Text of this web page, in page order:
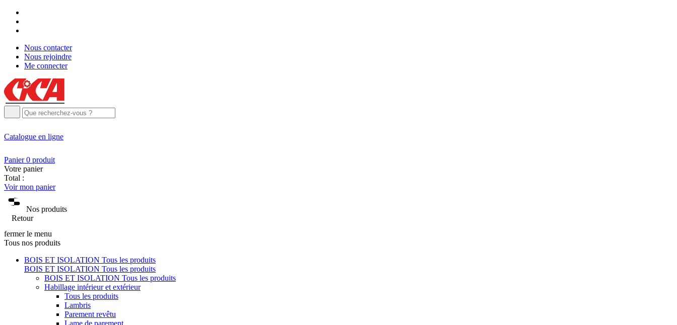
Nous contacter
Nous rejoindre
Me connecter
Catalogue en ligne
Panier 0 produit
Votre panier
Total :
Voir mon panier
Nos produits
Retour
fermer le menu
Tous nos produits
BOIS ET ISOLATION Tous les produits
BOIS ET ISOLATION Tous les produits
BOIS ET ISOLATION Tous les produits
Habillage intérieur et extérieur
Tous les produits
Lambris
Parement revêtu
Lame de parement